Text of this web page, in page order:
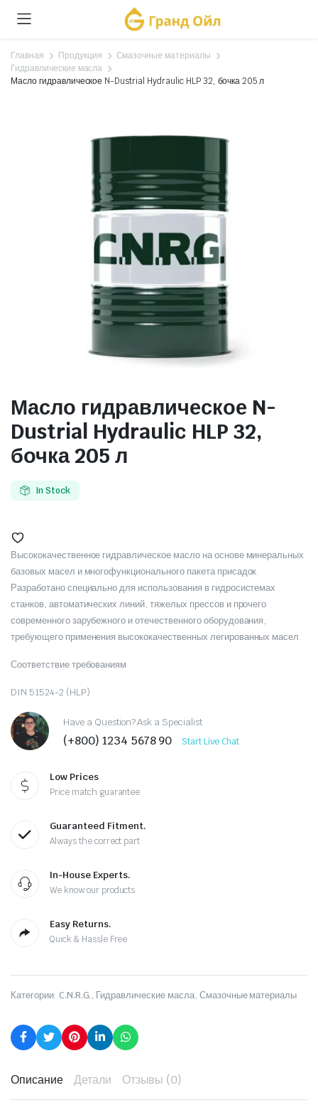
Главная Продукция
Смазочные материалы
Гидравлические масла
Масло гидравлическое N-Dustrial Hydraulic HLP 32, бочка 205 л
Масло гидравлическое N-
Dustrial Hydraulic HLP 32,
бочка 205 л
In Stock
Высококачественное гидравлическое масло на основе минеральных
базовых масел и многофункционального пакета присадок.
Разработано специально для использования в гидросистемах
станков, автоматических линий, тяжелых прессов и прочего
современного зарубежного и отечественного оборудования,
требующего применения высококачественных легированных масел.
Соответствие требованиям
DIN 51524-2 (HLP)
Have a Question? Ask a Specialist
(+800) 1234 5678 90 Start Live Chat
Low Prices
Price match guarantee
Guaranteed Fitment.
Always the correct part
In-House Experts.
We know our products
Easy Returns.
Quick & Hassle Free
Категории: C.N.R.G., Гидравлические масла, Смазочные материалы
Описание Детали Отзывы (0)